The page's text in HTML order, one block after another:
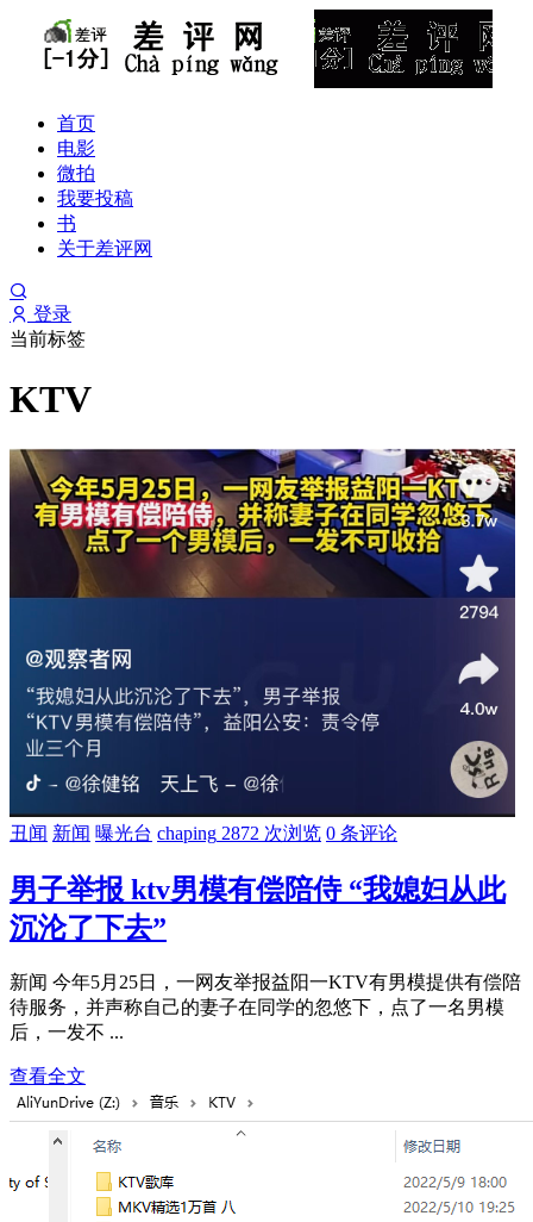
首页
电影
微拍
我要投稿
书
关于差评网
登录
当前标签
KTV
丑闻 新闻 曝光台 chaping 2872 次浏览 0 条评论
男子举报 ktv男模有偿陪侍 “我媳妇从此
沉沦了下去”
新闻 今年5月25日，一网友举报益阳一KTV有男模提供有偿陪
待服务，并声称自己的妻子在同学的忽悠下，点了一名男模
后，一发不 ...
查看全文